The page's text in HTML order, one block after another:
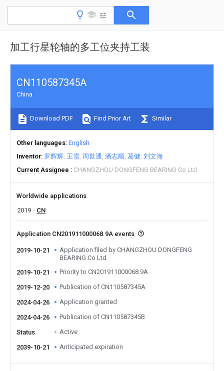
加工行星轮轴的多工位夹持工装
CN110587345A
China
Download PDF Find Prior Art Similar
Other languages English
Inventor 罗辉辉 王雪 周世通 潘志顺 葛健 刘文海
Current Assignee
CHANGZHOU DONGFENG BEARING Co Ltd
Worldwide applications
2019
CN
Application CN201911000068.9A events
2019-10-21
Application filed by CHANGZHOU DONGFENG
BEARING Co Ltd
2019-10-21
Priority to CN201911000068.9A
2019-12-20 Publication of CN110587345A
2024-04-26 Application granted
2024-04-26 Publication of CN110587345B
Status Active
2039-10-21 Anticipated expiration